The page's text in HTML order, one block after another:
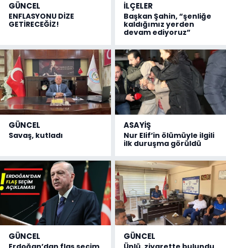
GÜNCEL
ENFLASYONU DİZE
GETİRECEĞİZ!
İLÇELER
Başkan Şahin, “şenliğe
kaldığımız yerden
devam ediyoruz”
GÜNCEL
Savaş, kutladı
ASAYİŞ
Nur Elif’in ölümüyle ilgili
ilk duruşma görüldü
GÜNCEL GÜNCEL